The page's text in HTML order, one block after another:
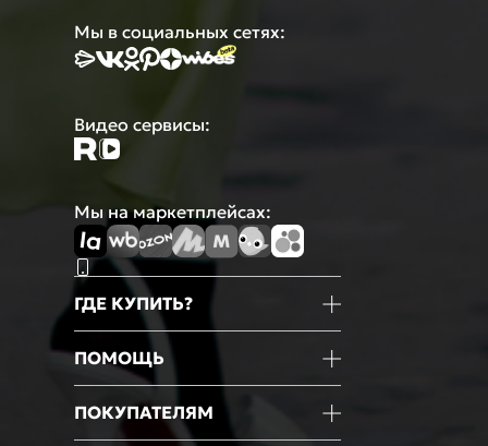
Мы в социальных сетях:
Видео сервисы:
Мы на маркетплейсах:
ГДЕ КУПИТЬ?
Маркетплейсы
ПОМОЩЬ
Информация о товаре
Оформление покупки
ПОКУПАТЕЛЯМ